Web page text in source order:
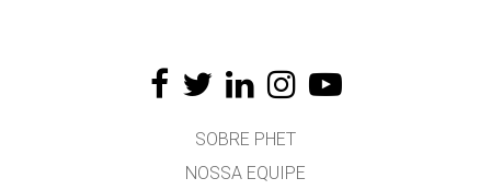
SOBRE PHET
NOSSA EQUIPE